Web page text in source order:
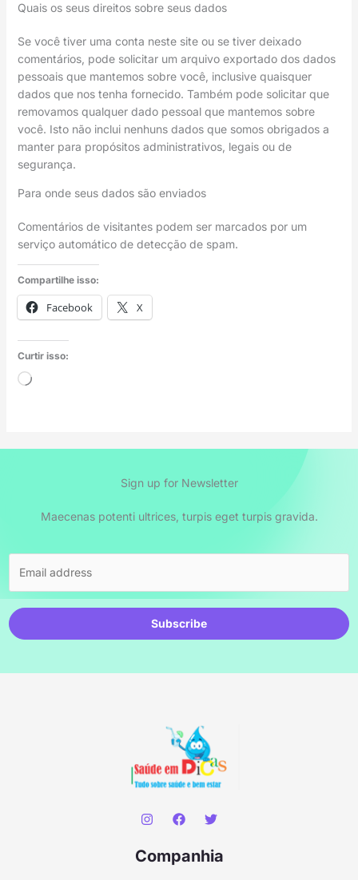
Quais os seus direitos sobre seus dados
Se você tiver uma conta neste site ou se tiver deixado
comentários, pode solicitar um arquivo exportado dos dados
pessoais que mantemos sobre você, inclusive quaisquer
dados que nos tenha fornecido. Também pode solicitar que
removamos qualquer dado pessoal que mantemos sobre
você. Isto não inclui nenhuns dados que somos obrigados a
manter para propósitos administrativos, legais ou de
segurança.
Para onde seus dados são enviados
Comentários de visitantes podem ser marcados por um
serviço automático de detecção de spam.
Compartilhe isso:
Facebook X
Curtir isso:
Carregando...
Sign up for Newsletter
Maecenas potenti ultrices, turpis eget turpis gravida.
Subscribe
Companhia